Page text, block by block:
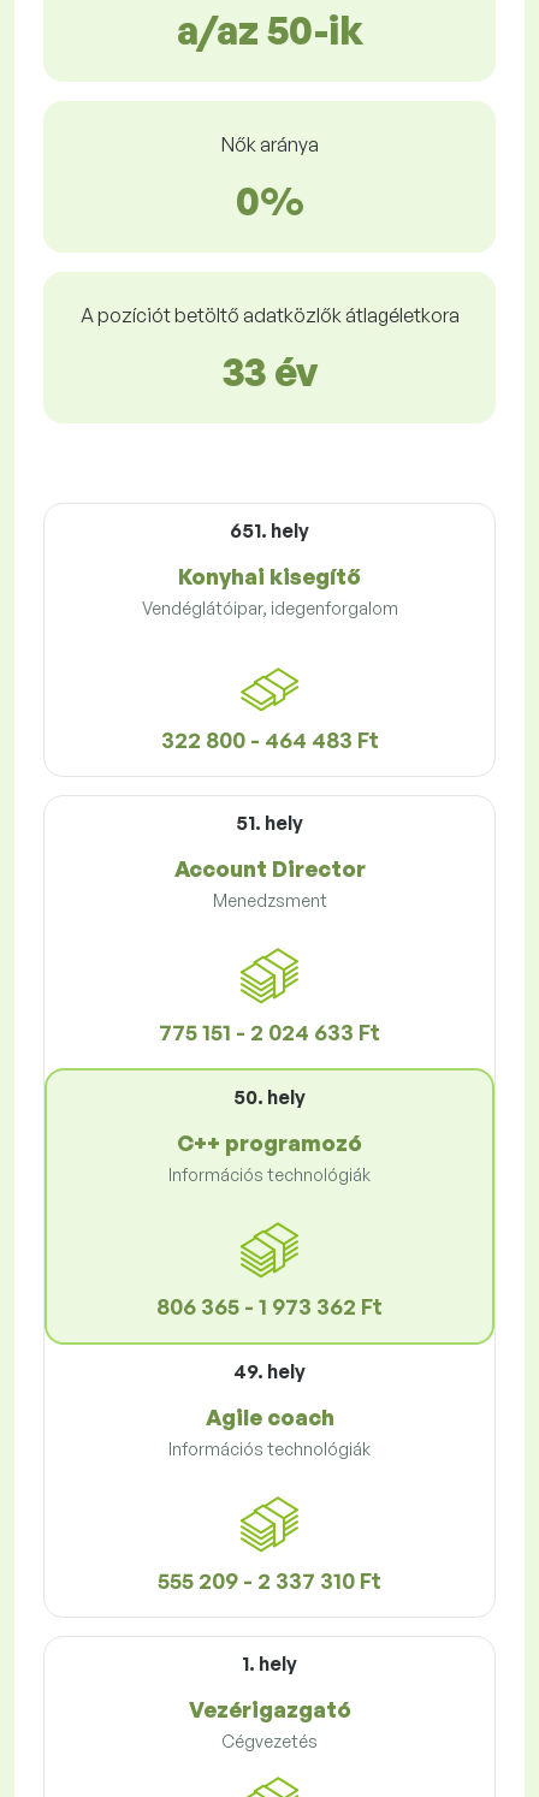
a/az 50-ik
Nők aránya
0%
A pozíciót betöltő adatközlők átlagéletkora
33 év
651. hely
Konyhai kisegítő
Vendéglátóipar, idegenforgalom
322 800 - 464 483 Ft
51. hely
Account Director
Menedzsment
775 151 - 2 024 633 Ft
50. hely
C++ programozó
Információs technológiák
806 365 - 1 973 362 Ft
49. hely
Agile coach
Információs technológiák
555 209 - 2 337 310 Ft
1. hely
Vezérigazgató
Cégvezetés